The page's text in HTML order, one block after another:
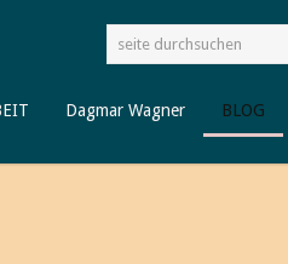
Dagmar Wagner BLOG